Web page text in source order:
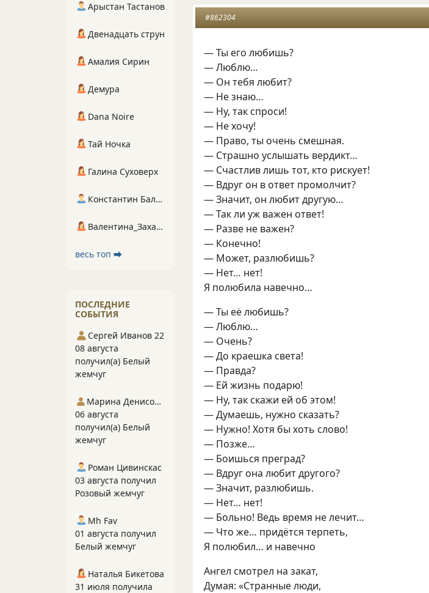
#862304
— Ты его любишь?
— Люблю…
— Он тебя любит?
— Не знаю…
— Ну, так спроси!
— Не хочу!
— Право, ты очень смешная.
— Страшно услышать вердикт…
— Счастлив лишь тот, кто рискует!
— Вдруг он в ответ промолчит?
— Значит, он любит другую…
— Так ли уж важен ответ!
— Разве не важен?
— Конечно!
— Может, разлюбишь?
— Нет… нет!
Я полюбила навечно…
— Ты её любишь?
— Люблю…
— Очень?
— До краешка света!
— Правда?
— Ей жизнь подарю!
— Ну, так скажи ей об этом!
— Думаешь, нужно сказать?
— Нужно! Хотя бы хоть слово!
— Позже…
— Боишься преград?
— Вдруг она любит другого?
— Значит, разлюбишь.
— Нет… нет!
— Больно! Ведь время не лечит…
— Что же… придётся терпеть,
Я полюбил… и навечно
Ангел смотрел на закат,
Думая: «Странные люди,
Арыстан Тастанов
Двенадцать струн
Амалия Сирин
Демура
Dana Noire
Тай Ночка
Галина Суховерх
Константин Балухта
Валентина_Захарова
весь топ ⮕
ПОСЛЕДНИЕ
СОБЫТИЯ
Сергей Иванов 22
08 августа
получил(а) Белый
жемчуг
Марина Денисова 5
06 августа
получил(а) Белый
жемчуг
Роман Цивинскас
03 августа получил
Розовый жемчуг
Mh Fav
01 августа получил
Белый жемчуг
Наталья Бикетова
31 июля получила